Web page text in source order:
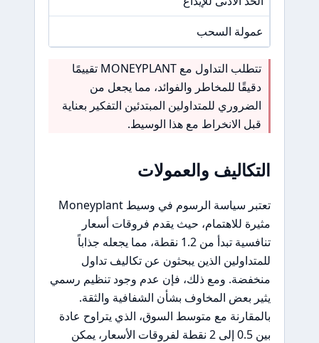
عمولة السحب
تتطلب التداول مع MONEYPLANT تقييمًا
دقيقًا للمخاطر والفوائد، مما يجعل من
الضروري للمتداولين المبتدئين التفكير بعناية
قبل الانخراط مع هذا الوسيط.
التكاليف والعمولات
تعتبر سياسة الرسوم في وسيط Moneyplant
مثيرة للاهتمام، حيث يقدم فروقات أسعار
تنافسية تبدأ من 1.2 نقطة، مما يجعله جذاباً
للمتداولين الذين يبحثون عن تكاليف تداول
منخفضة. ومع ذلك، فإن عدم وجود تنظيم رسمي
يثير بعض المخاوف بشأن الشفافية والثقة.
بالمقارنة مع متوسط السوق، الذي يتراوح عادة
بين 0.5 إلى 2 نقطة لفروقات الأسعار، يمكن